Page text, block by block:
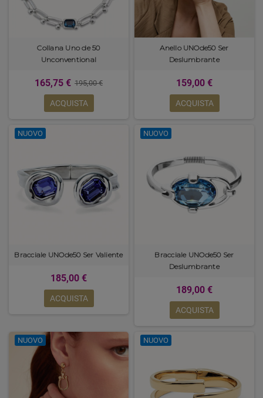
Collana Uno de 50
Unconventional
165,75 € 195,00 €
ACQUISTA
Anello UNOde50 Ser
Deslumbrante
159,00 €
ACQUISTA
NUOVO
Bracciale UNOde50 Ser Valiente
185,00 €
ACQUISTA
NUOVO
Bracciale UNOde50 Ser
Deslumbrante
189,00 €
ACQUISTA
NUOVO NUOVO